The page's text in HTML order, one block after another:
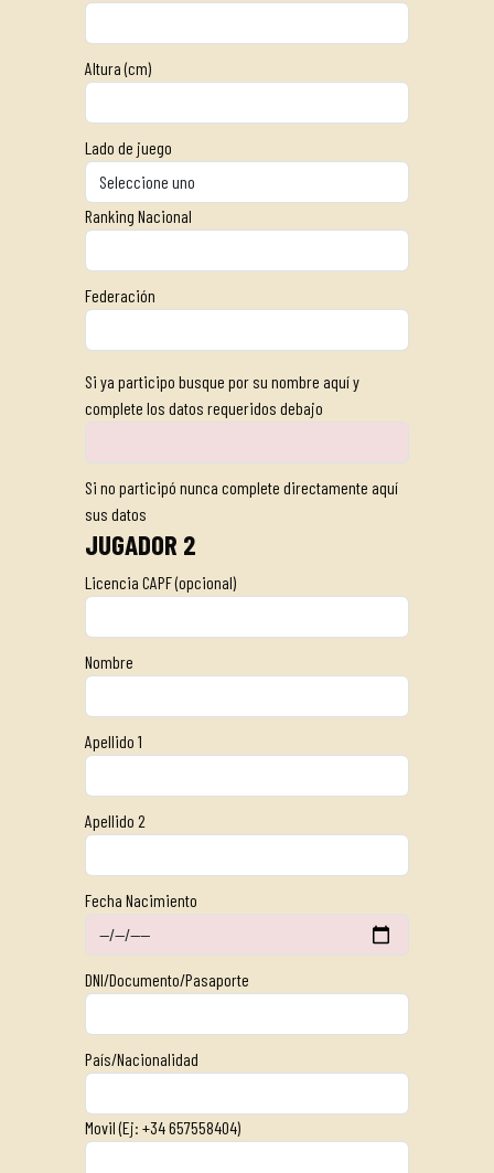
Altura (cm)
Lado de juego
Ranking Nacional
Federación
Si ya participo busque por su nombre aquí y
complete los datos requeridos debajo
Si no participó nunca complete directamente aquí
sus datos
JUGADOR 2
Licencia CAPF (opcional)
Nombre
Apellido 1
Apellido 2
Fecha Nacimiento
DNI/Documento/Pasaporte
País/Nacionalidad
Movil (Ej: +34 657558404)